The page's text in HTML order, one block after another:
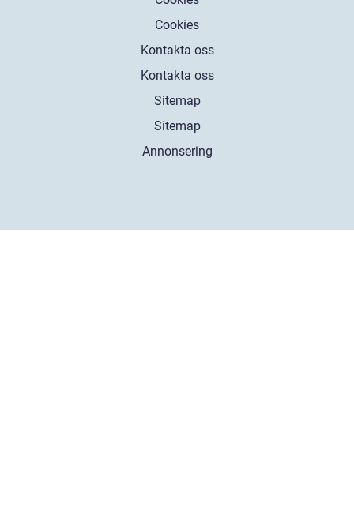
Cookies
Kontakta oss
Kontakta oss
Sitemap
Sitemap
Annonsering